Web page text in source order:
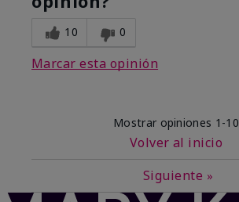
10 0
Marcar esta opinión
Mostrar opiniones 1-10
Volver al inicio
Siguiente »